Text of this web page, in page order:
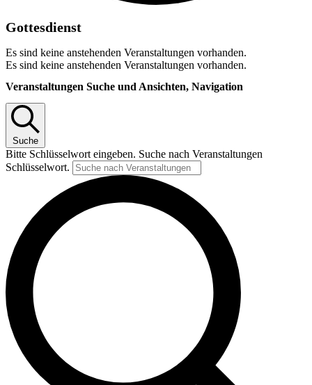
Gottesdienst
Es sind keine anstehenden Veranstaltungen vorhanden.
Es sind keine anstehenden Veranstaltungen vorhanden.
Veranstaltungen Suche und Ansichten, Navigation
Suche
Bitte Schlüsselwort eingeben. Suche nach Veranstaltungen
Schlüsselwort.